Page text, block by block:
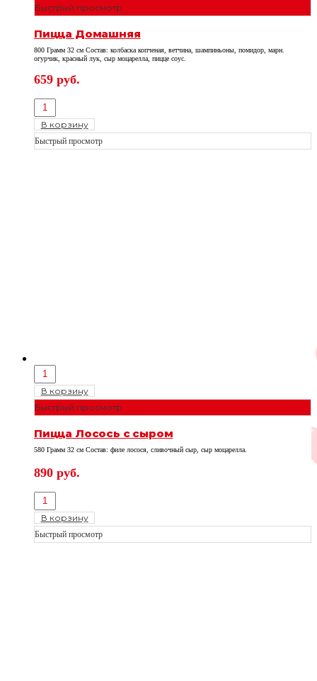
Быстрый просмотр
Пицца Домашняя
800 Грамм 32 см Состав: колбаска копченая, ветчина, шампиньоны, помидор, марн.
огурчик, красный лук, сыр моцарелла, пицце соус.
659 руб.
В корзину
Быстрый просмотр
В корзину
Быстрый просмотр
Пицца Лосось с сыром
580 Грамм 32 см Состав: филе лосося, сливочный сыр, сыр моцарелла.
890 руб.
В корзину
Быстрый просмотр